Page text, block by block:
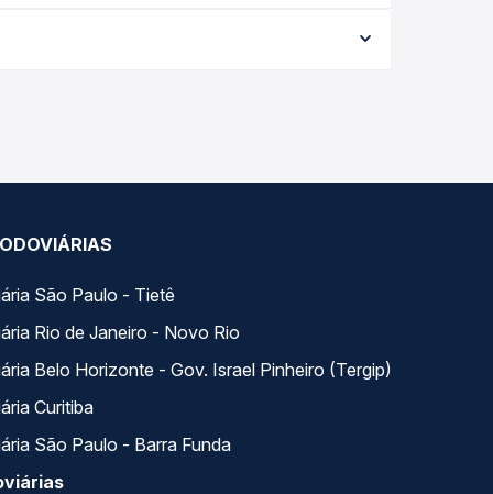
garante a melhor oferta para o seu roteiro.
São Paulo - Tietê
Rio de Janeiro - Novo Rio
Belo Horizonte - Gov. Israel Pinheiro (Tergip)
Curitiba
São Paulo - Barra Funda